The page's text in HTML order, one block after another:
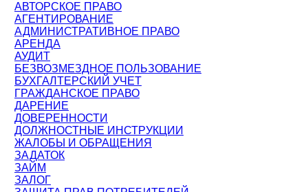
АВТОРСКОЕ ПРАВО
АГЕНТИРОВАНИЕ
АДМИНИСТРАТИВНОЕ ПРАВО
АРЕНДА
АУДИТ
БЕЗВОЗМЕЗДНОЕ ПОЛЬЗОВАНИЕ
БУХГАЛТЕРСКИЙ УЧЕТ
ГРАЖДАНСКОЕ ПРАВО
ДАРЕНИЕ
ДОВЕРЕННОСТИ
ДОЛЖНОСТНЫЕ ИНСТРУКЦИИ
ЖАЛОБЫ И ОБРАЩЕНИЯ
ЗАДАТОК
ЗАЙМ
ЗАЛОГ